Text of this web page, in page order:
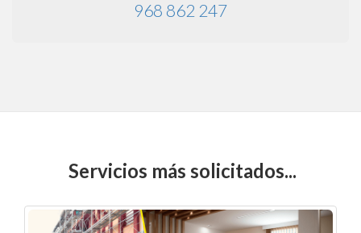
968 862 247
Servicios más solicitados...